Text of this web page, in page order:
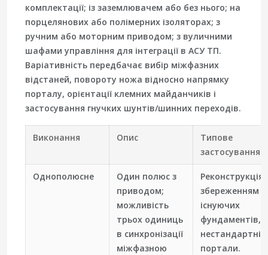
комплектації; із заземлювачем або без нього; на
порцелянових або полімерних ізоляторах; з
ручним або моторним приводом; з вуличними
шафами управління для інтеграції в АСУ ТП.
Варіативність передбачає вибір міжфазних
відстаней, повороту ножа відносно напрямку
порталу, орієнтації клемних майданчиків і
застосування гнучких шунтів/шинних переходів.
Виконання Опис
Типове
застосування
Однополюсне
Один полюс з
приводом;
можливість
трьох одиниць
в синхронізації
міжфазною
Реконструкція
збереженням
існуючих
фундаментів,
нестандартні
портали.